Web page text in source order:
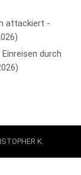
attackiert -
durch
K.